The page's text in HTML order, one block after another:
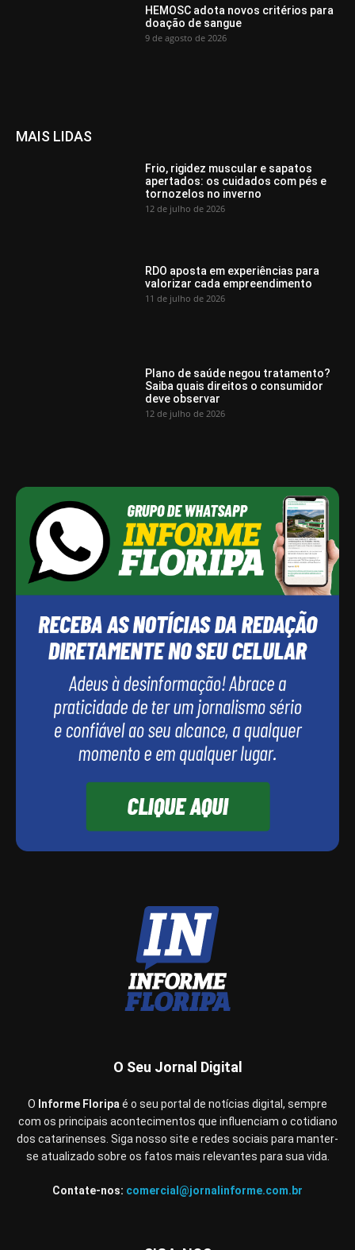
HEMOSC adota novos critérios para
doação de sangue
9 de agosto de 2026
MAIS LIDAS
Frio, rigidez muscular e sapatos
apertados: os cuidados com pés e
tornozelos no inverno
12 de julho de 2026
RDO aposta em experiências para
valorizar cada empreendimento
11 de julho de 2026
Plano de saúde negou tratamento?
Saiba quais direitos o consumidor
deve observar
12 de julho de 2026
O Seu Jornal Digital
O Informe Floripa é o seu portal de notícias digital, sempre
com os principais acontecimentos que influenciam o cotidiano
dos catarinenses. Siga nosso site e redes sociais para manter-
se atualizado sobre os fatos mais relevantes para sua vida.
Contate-nos: comercial@jornalinforme.com.br